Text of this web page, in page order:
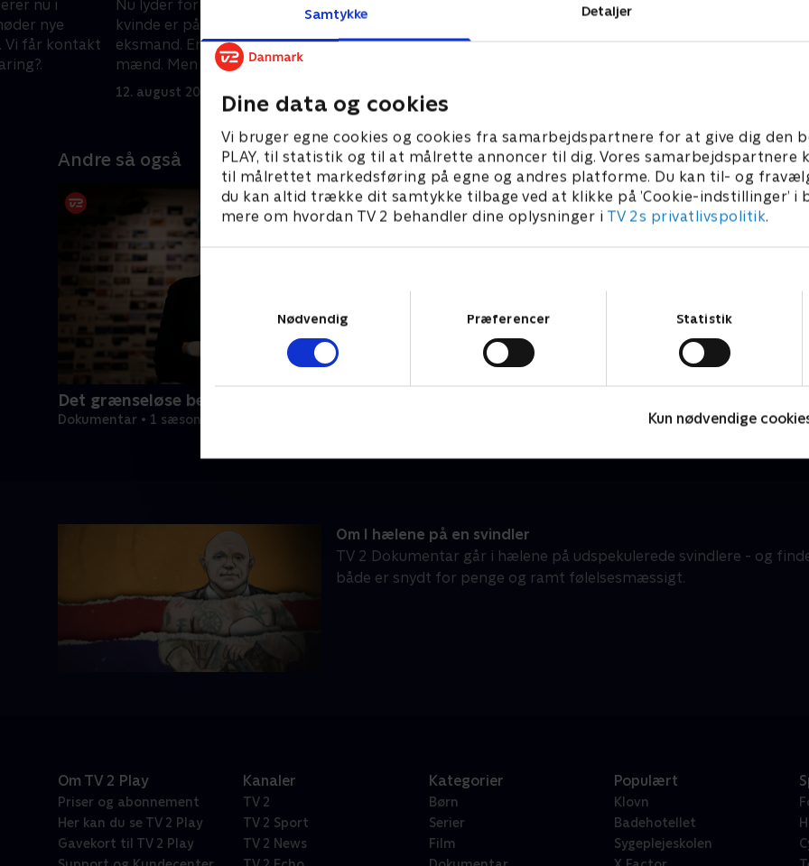
Samtykke Detaljer
Dine data og cookies
Vi bruger egne cookies og cookies fra samarbejdspartnere for at give dig den
PLAY, til statistik og til at målrette annoncer til dig. Vores samarbejdspartnere
til målrettet markedsføring på egne og andres platforme. Du kan til- og
du kan altid trække dit samtykke tilbage ved at klikke på ’Cookie-indstillinger’ i
mere om hvordan TV 2 behandler dine oplysninger i TV 2s privatlivspolitik.
Nødvendig
Præferencer Statistik
Kun nødvendige
nu i
nye
Vi får kontakt
Nu lyder forklaringen, at den svenske
kvinde er på flugt fra sin voldelige
eksmand. En af Sveriges rigeste
mænd. Men findes Bosse i
virkeligheden?
12. august 2024 • 29 min
Mathias er kommet i tvivl. Vil han
svindler, før det er for sent? Vil det
19. august 2024 • 29 min
Marias søster er
Andre så også
Det grænseløse bedrag
Dokumentar • 1 sæsoner
Om I hælene på en svindler
TV 2 Dokumentar går i hælene på udspekulerede svindlere - og
både er snydt for penge og ramt følelsesmæssigt.
Om TV 2 Play
Priser og abonnement
Her kan du se TV 2 Play
Gavekort til TV 2 Play
Kanaler
TV 2
TV 2 Sport
TV 2 News
Kategorier
Børn
Serier
Film
Populært
Klovn
Badehotellet
Sygeplejeskolen